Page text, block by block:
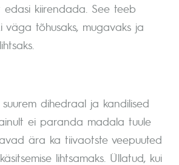
edasi kiirendada. See teeb
väga tõhusaks, mugavaks ja
suurem dihedraal ja kandilised
ei paranda madala tuule
ära ka tiivaotste veepuuted
lihtsamaks. Üllatud, kui